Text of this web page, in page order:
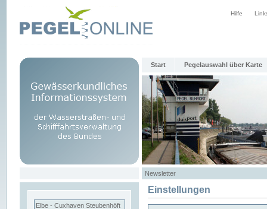
Hilfe
Start Pegelauswahl über Karte
Newsletter
Elbe - Cuxhaven Steubenhöft
Einstellungen